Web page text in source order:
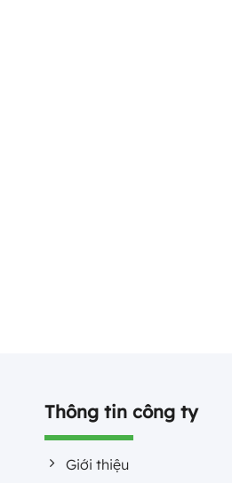
Thông tin công ty
Giới thiệu